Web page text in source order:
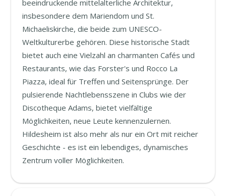
beeindruckende mittelalterliche Architektur,
insbesondere dem Mariendom und St.
Michaeliskirche, die beide zum UNESCO-
Weltkulturerbe gehören. Diese historische Stadt
bietet auch eine Vielzahl an charmanten Cafés und
Restaurants, wie das Forster's und Rocco La
Piazza, ideal für Treffen und Seitensprünge. Der
pulsierende Nachtlebensszene in Clubs wie der
Discotheque Adams, bietet vielfältige
Möglichkeiten, neue Leute kennenzulernen.
Hildesheim ist also mehr als nur ein Ort mit reicher
Geschichte - es ist ein lebendiges, dynamisches
Zentrum voller Möglichkeiten.